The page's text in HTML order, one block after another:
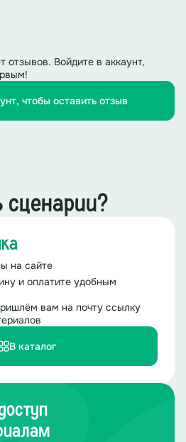
отзывов. Войдите в аккаунт,
чтобы оставить отзыв
сценарии?
на сайте
и оплатите удобным
вам на почту ссылку
В каталог